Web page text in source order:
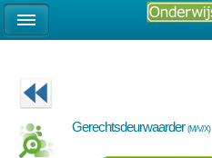
Gerechtsdeurwaarder(M/V/X)